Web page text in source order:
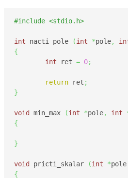
#include <stdio.h>
int nacti_pole (int *pole,
{
int ret = 0;
return ret ;
}
void min_max (int *pole, int
{
}
void pricti_skalar (int *pole
{